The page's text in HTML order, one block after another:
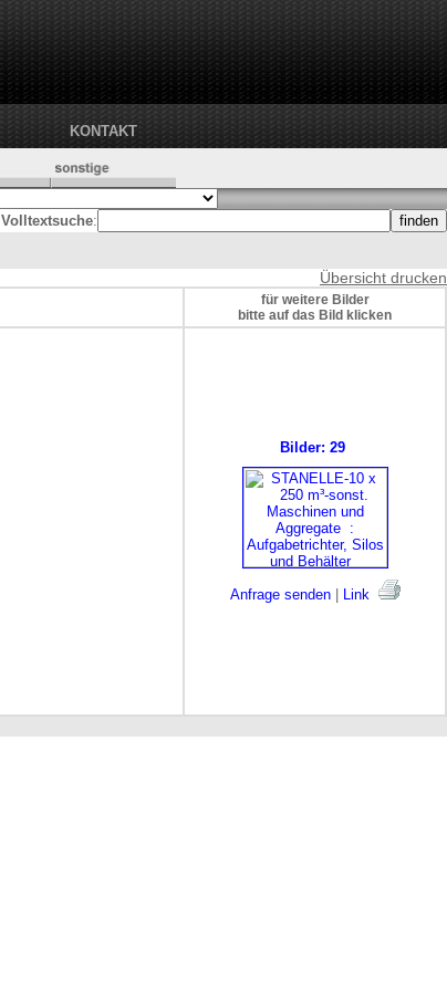
KONTAKT
Volltextsuche:
Übersicht drucken
für weitere Bilder
bitte auf das Bild klicken
Bilder: 29
Anfrage senden| Link